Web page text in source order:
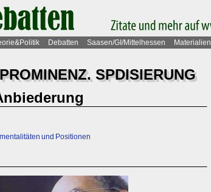
Debatten Saasen/GI/Mittelhessen Materialien
SPDISIERUNG
und Positionen